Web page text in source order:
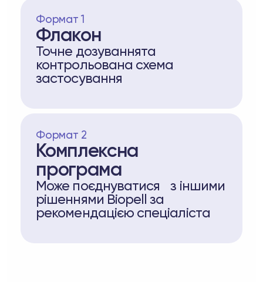
Формат 1
Флакон
Точне дозуваннята
контрольована схема
застосування
Формат 2
Комплексна
програма
Може поєднуватися з іншими
рішеннями Biopell за
рекомендацією спеціаліста